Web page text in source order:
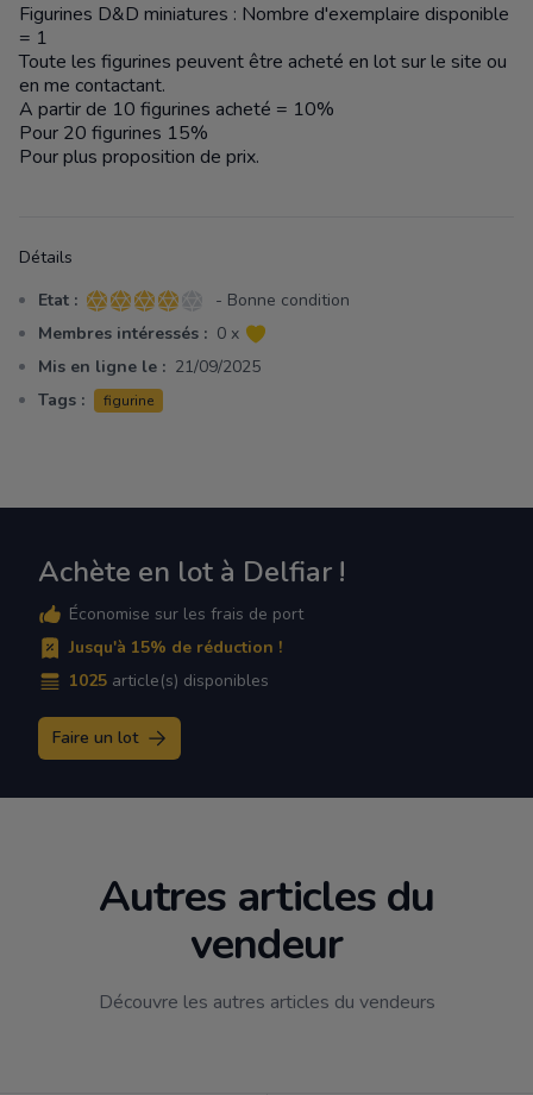
Description
Figurines D&D miniatures : Nombre d'exemplaire disponible
= 1
Toute les figurines peuvent être acheté en lot sur le site ou
en me contactant.
A partir de 10 figurines acheté = 10%
Pour 20 figurines 15%
Pour plus proposition de prix.
Détails
Etat : 4 sur 5 étoiles
- Bonne condition
Membres intéressés : 0 x
Mis en ligne le : 21/09/2025
Tags :
figurine
Achète en lot à Delfiar !
Économise sur les frais de port
Jusqu'à 15% de réduction !
1025 article(s) disponibles
Faire un lot
Autres articles du
vendeur
Découvre les autres articles du vendeurs